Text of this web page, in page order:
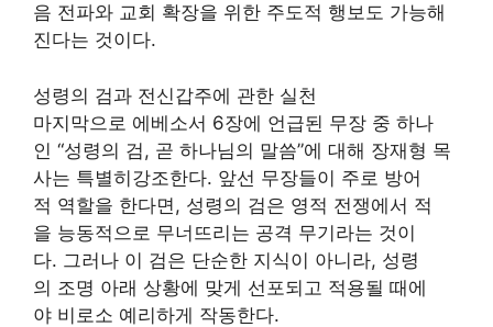
음 전파와 교회 확장을 위한 주도적 행보도 가능해
진다는 것이다.
성령의 검과 전신갑주에 관한 실천
마지막으로 에베소서 6장에 언급된 무장 중 하나
인 “성령의 검, 곧 하나님의 말씀”에 대해 장재형 목
사는 특별히강조한다. 앞선 무장들이 주로 방어
적 역할을 한다면, 성령의 검은 영적 전쟁에서 적
을 능동적으로 무너뜨리는 공격 무기라는 것이
다. 그러나 이 검은 단순한 지식이 아니라, 성령
의 조명 아래 상황에 맞게 선포되고 적용될 때에
야 비로소 예리하게 작동한다.